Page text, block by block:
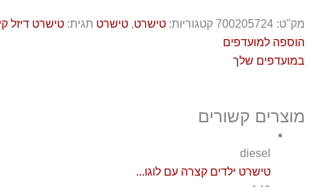
מק"ט: 700205724 קטגוריות: טישרט, טישרט תגית: טישרט דיזל
הוספה למועדפים
במועדפים שלך
מוצרים קשורים
diesel
טישרט ילדים קצרה עם לוגו...